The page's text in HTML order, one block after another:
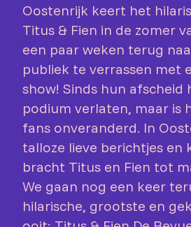
Oostenrijk keert het
Titus & Fien in de zomer
een paar weken terug
publiek te verrassen met
show! Sinds hun afscheid
podium verlaten, maar is
fans onveranderd. In
talloze lieve berichtjes en
bracht Titus en Fien tot
We gaan nog een keer
hilarische, grootste en